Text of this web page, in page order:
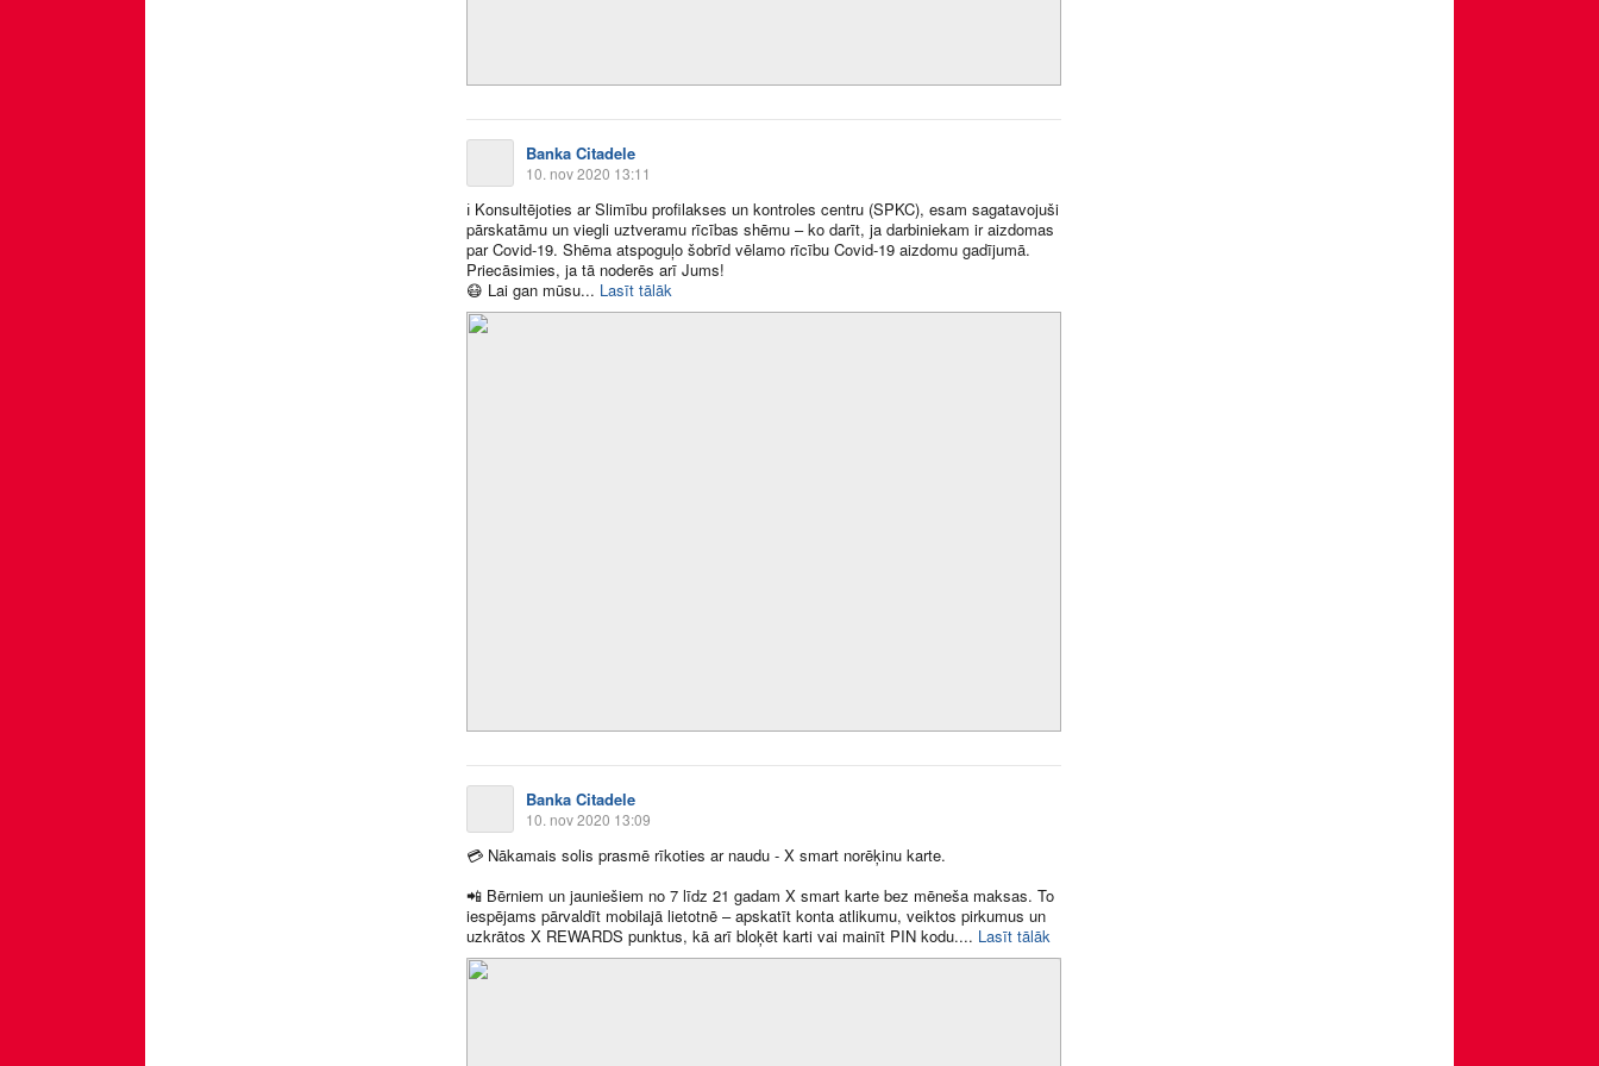
Banka Citadele
10. nov 2020 13:11
ℹ Konsultējoties ar Slimību profilakses un kontroles centru (SPKC), esam sagatavojuši
pārskatāmu un viegli uztveramu rīcības shēmu – ko darīt, ja darbiniekam ir aizdomas
par Covid-19. Shēma atspoguļo šobrīd vēlamo rīcību Covid-19 aizdomu gadījumā.
Priecāsimies, ja tā noderēs arī Jums!
😷 Lai gan mūsu​... Lasīt tālāk
Banka Citadele
10. nov 2020 13:09
💳 Nākamais solis prasmē rīkoties ar naudu - X smart norēķinu karte.
📲 Bērniem un jauniešiem no 7 līdz 21 gadam X smart karte bez mēneša maksas. To
iespējams pārvaldīt mobilajā lietotnē – apskatīt konta atlikumu, veiktos pirkumus un
uzkrātos X REWARDS punktus, kā arī bloķēt karti vai mainīt PIN kodu.​... Lasīt tālāk